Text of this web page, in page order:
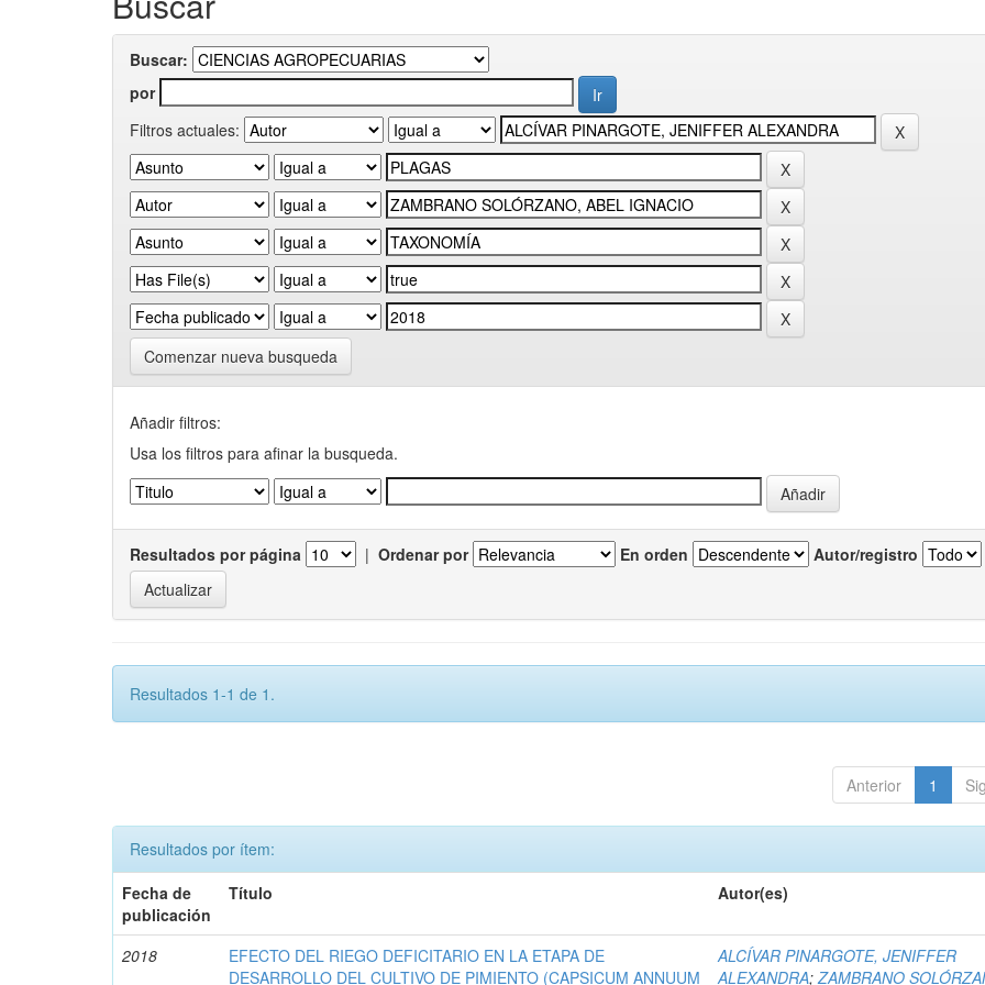
Buscar:
por
Filtros actuales:
Comenzar nueva busqueda
Añadir filtros:
Usa los filtros para afinar la busqueda.
Resultados por página | Ordenar por En orden Autor/registro
Resultados 1-1 de 1.
Anterior 1
Resultados por ítem:
Fecha de
publicación
Título Autor(es)
2018
EFECTO DEL RIEGO DEFICITARIO EN LA ETAPA DE
DESARROLLO DEL CULTIVO DE PIMIENTO (CAPSICUM ANNUUM
ALCÍVAR PINARGOTE, JENIFFER
ALEXANDRA;ZAMBRANO